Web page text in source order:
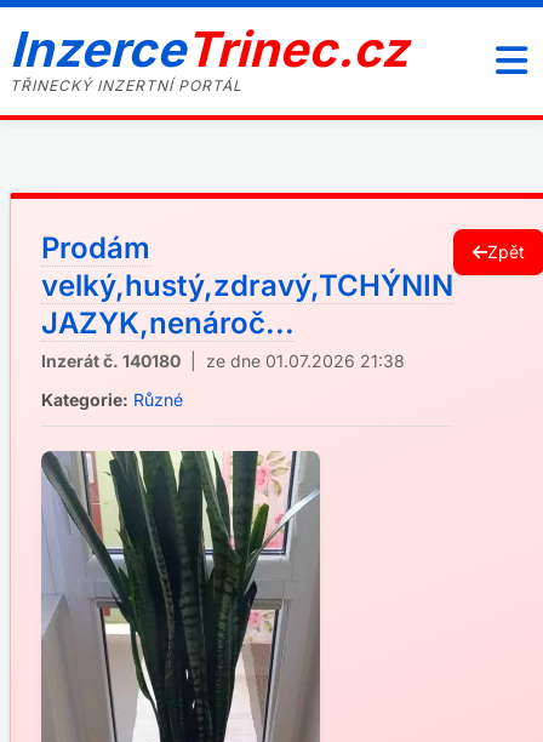
InzerceTrinec.cz
TŘINECKÝ INZERTNÍ PORTÁL
Prodám
velký,hustý,zdravý,TCHÝNIN
JAZYK,nenároč...
Inzerát č. 140180 | ze dne 01.07.2026 21:38
Kategorie: Různé
Zpět